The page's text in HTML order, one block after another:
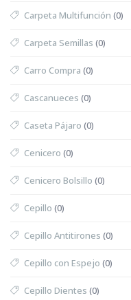
Carpeta Multifunción (0)
Carpeta Semillas (0)
Carro Compra (0)
Cascanueces (0)
Caseta Pájaro (0)
Cenicero (0)
Cenicero Bolsillo (0)
Cepillo (0)
Cepillo Antitirones (0)
Cepillo con Espejo (0)
Cepillo Dientes (0)